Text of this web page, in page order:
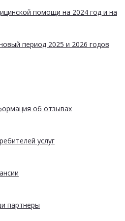
помощи на 2024 год и на
период 2025 и 2026 годов
об отзывах
услуг
партнеры